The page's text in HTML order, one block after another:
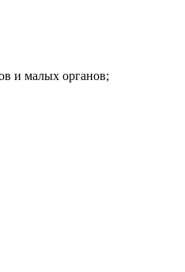
и малых органов;